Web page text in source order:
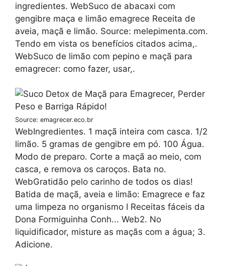
ingredientes. WebSuco de abacaxi com
gengibre maça e limão emagrece Receita de
aveia, maçã e limão. Source: melepimenta.com.
Tendo em vista os benefícios citados acima,.
WebSuco de limão com pepino e maçã para
emagrecer: como fazer, usar,.
Source: emagrecer.eco.br
WebIngredientes. 1 maçã inteira com casca. 1/2
limão. 5 gramas de gengibre em pó. 100 Água.
Modo de preparo. Corte a maçã ao meio, com
casca, e remova os caroços. Bata no.
WebGratidão pelo carinho de todos os dias!
Batida de maçã, aveia e limão: Emagrece e faz
uma limpeza no organismo I Receitas fáceis da
Dona Formiguinha Conh... Web2. No
liquidificador, misture as maçãs com a água; 3.
Adicione.